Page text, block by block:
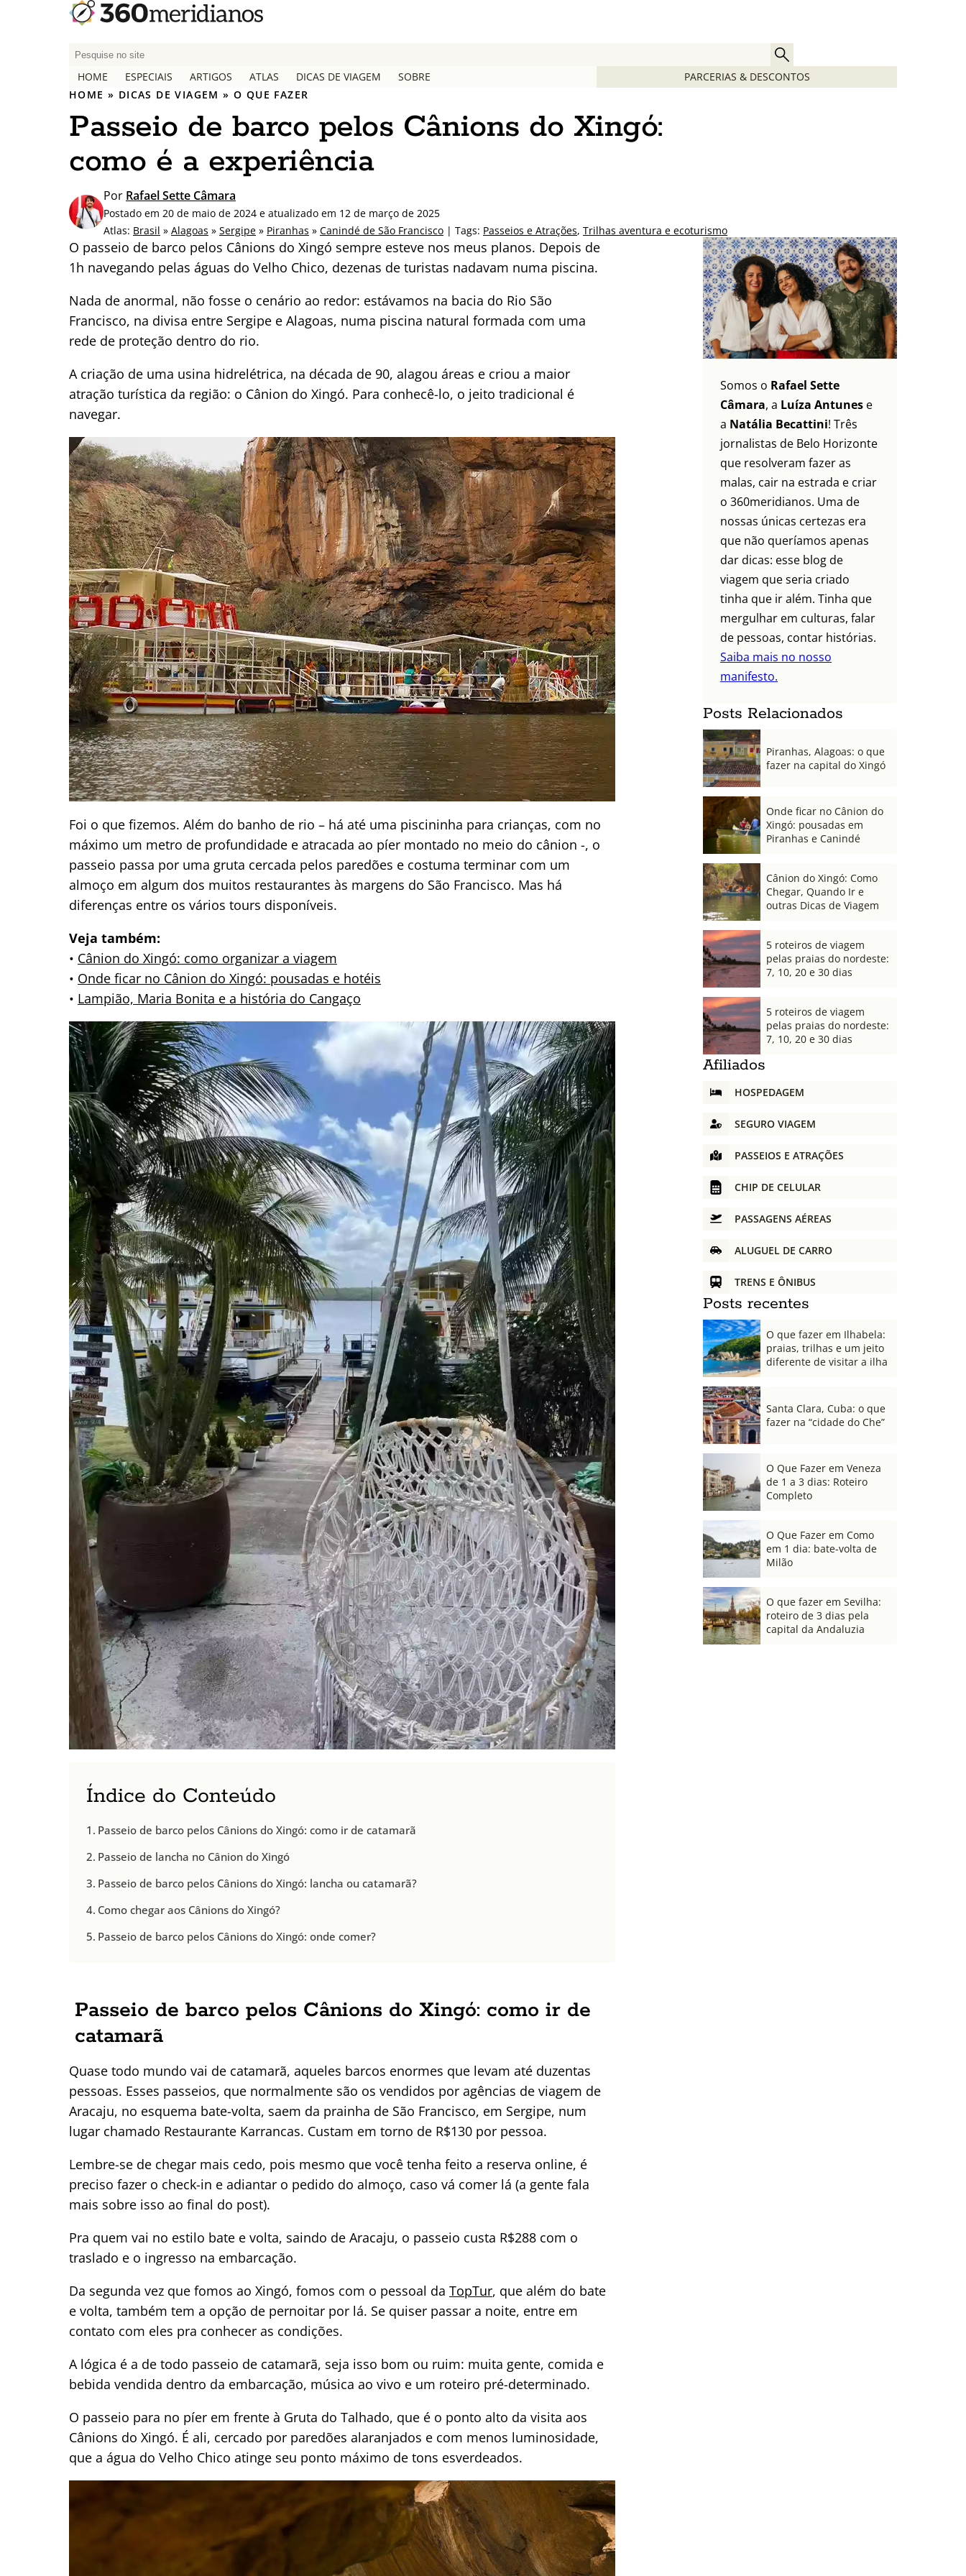
P
q
u
i
s
a
p
o
r
HOME ESPECIAIS ARTIGOS ATLAS DICAS DE VIAGEM SOBRE
PARCERIAS & DESCONTOS
HOME » DICAS DE VIAGEM »O QUE FAZER
Passeio de barco pelos Cânions do Xingó:
como é a experiência
Por Rafael Sette Câmara
Postado em 20 de maio de 2024 e atualizado em 12 de março de 2025
Atlas: Brasil » Alagoas » Sergipe » Piranhas » Canindé de São Francisco | Tags: Passeios e Atrações, Trilhas aventura e ecoturismo
O passeio de barco pelos Cânions do Xingó sempre esteve nos meus planos. Depois de
1h navegando pelas águas do Velho Chico, dezenas de turistas nadavam numa piscina.
Nada de anormal, não fosse o cenário ao redor: estávamos na bacia do Rio São
Francisco, na divisa entre Sergipe e Alagoas, numa piscina natural formada com uma
rede de proteção dentro do rio.
A criação de uma usina hidrelétrica, na década de 90, alagou áreas e criou a maior
atração turística da região: o Cânion do Xingó. Para conhecê-lo, o jeito tradicional é
navegar.
Foi o que fizemos. Além do banho de rio – há até uma piscininha para crianças, com no
máximo um metro de profundidade e atracada ao píer montado no meio do cânion -, o
passeio passa por uma gruta cercada pelos paredões e costuma terminar com um
almoço em algum dos muitos restaurantes às margens do São Francisco. Mas há
diferenças entre os vários tours disponíveis.
Veja também:
• Cânion do Xingó: como organizar a viagem
• Onde ficar no Cânion do Xingó: pousadas e hotéis
• Lampião, Maria Bonita e a história do Cangaço
Índice do Conteúdo
Passeio de barco pelos Cânions do Xingó: como ir de catamarã
Passeio de lancha no Cânion do Xingó
Passeio de barco pelos Cânions do Xingó: lancha ou catamarã?
Como chegar aos Cânions do Xingó?
Passeio de barco pelos Cânions do Xingó: onde comer?
Passeio de barco pelos Cânions do Xingó: como ir de
catamarã
Quase todo mundo vai de catamarã, aqueles barcos enormes que levam até duzentas
pessoas. Esses passeios, que normalmente são os vendidos por agências de viagem de
Aracaju, no esquema bate-volta, saem da prainha de São Francisco, em Sergipe, num
lugar chamado Restaurante Karrancas. Custam em torno de R$130 por pessoa.
Lembre-se de chegar mais cedo, pois mesmo que você tenha feito a reserva online, é
preciso fazer o check-in e adiantar o pedido do almoço, caso vá comer lá (a gente fala
mais sobre isso ao final do post).
Pra quem vai no estilo bate e volta, saindo de Aracaju, o passeio custa R$288 com o
traslado e o ingresso na embarcação.
Da segunda vez que fomos ao Xingó, fomos com o pessoal da TopTur, que além do bate
e volta, também tem a opção de pernoitar por lá. Se quiser passar a noite, entre em
contato com eles pra conhecer as condições.
A lógica é a de todo passeio de catamarã, seja isso bom ou ruim: muita gente, comida e
bebida vendida dentro da embarcação, música ao vivo e um roteiro pré-determinado.
O passeio para no píer em frente à Gruta do Talhado, que é o ponto alto da visita aos
Cânions do Xingó. É ali, cercado por paredões alaranjados e com menos luminosidade,
que a água do Velho Chico atinge seu ponto máximo de tons esverdeados.
Somos o Rafael Sette
Câmara, a Luíza Antunes e
a Natália Becattini! Três
jornalistas de Belo Horizonte
que resolveram fazer as
malas, cair na estrada e criar
o 360meridianos. Uma de
nossas únicas certezas era
que não queríamos apenas
dar dicas: esse blog de
viagem que seria criado
tinha que ir além. Tinha que
mergulhar em culturas, falar
de pessoas, contar histórias.
Saiba mais no nosso
manifesto.
Posts Relacionados
Piranhas, Alagoas: o que
fazer na capital do Xingó
Onde ficar no Cânion do
Xingó: pousadas em
Piranhas e Canindé
Cânion do Xingó: Como
Chegar, Quando Ir e
outras Dicas de Viagem
5 roteiros de viagem
pelas praias do nordeste:
7, 10, 20 e 30 dias
5 roteiros de viagem
pelas praias do nordeste:
7, 10, 20 e 30 dias
Afiliados
HOSPEDAGEM
SEGURO VIAGEM
PASSEIOS E ATRAÇÕES
CHIP DE CELULAR
PASSAGENS AÉREAS
ALUGUEL DE CARRO
TRENS E ÔNIBUS
Posts recentes
O que fazer em Ilhabela:
praias, trilhas e um jeito
diferente de visitar a ilha
Santa Clara, Cuba: o que
fazer na “cidade do Che”
O Que Fazer em Veneza
de 1 a 3 dias: Roteiro
Completo
O Que Fazer em Como
em 1 dia: bate-volta de
Milão
O que fazer em Sevilha:
roteiro de 3 dias pela
capital da Andaluzia